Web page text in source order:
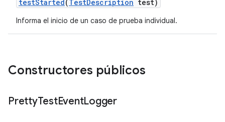
testStarted ( TestDescription test)
Informa el inicio de un caso de prueba individual.
Constructores públicos
PrettyTestEventLogger